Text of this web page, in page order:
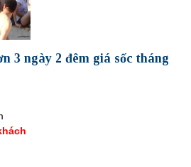
3 ngày 2 đêm giá sốc tháng